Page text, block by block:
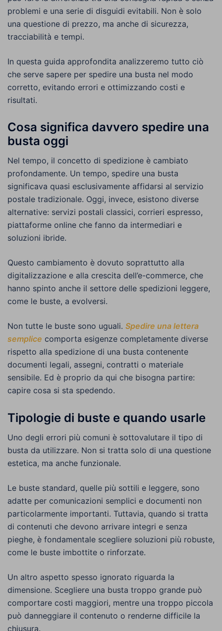
problemi e una serie di disguidi evitabili. Non è solo
una questione di prezzo, ma anche di sicurezza,
tracciabilità e tempi.
In questa guida approfondita analizzeremo tutto ciò
che serve sapere per spedire una busta nel modo
corretto, evitando errori e ottimizzando costi e
risultati.
Cosa significa davvero spedire una
busta oggi
Nel tempo, il concetto di spedizione è cambiato
profondamente. Un tempo, spedire una busta
significava quasi esclusivamente affidarsi al servizio
postale tradizionale. Oggi, invece, esistono diverse
alternative: servizi postali classici, corrieri espresso,
piattaforme online che fanno da intermediari e
soluzioni ibride.
Questo cambiamento è dovuto soprattutto alla
digitalizzazione e alla crescita dell’e-commerce, che
hanno spinto anche il settore delle spedizioni leggere,
come le buste, a evolversi.
Non tutte le buste sono uguali. Spedire una lettera
semplice comporta esigenze completamente diverse
rispetto alla spedizione di una busta contenente
documenti legali, assegni, contratti o materiale
sensibile. Ed è proprio da qui che bisogna partire:
capire cosa si sta spedendo.
Tipologie di buste e quando usarle
Uno degli errori più comuni è sottovalutare il tipo di
busta da utilizzare. Non si tratta solo di una questione
estetica, ma anche funzionale.
Le buste standard, quelle più sottili e leggere, sono
adatte per comunicazioni semplici e documenti non
particolarmente importanti. Tuttavia, quando si tratta
di contenuti che devono arrivare integri e senza
pieghe, è fondamentale scegliere soluzioni più robuste,
come le buste imbottite o rinforzate.
Un altro aspetto spesso ignorato riguarda la
dimensione. Scegliere una busta troppo grande può
comportare costi maggiori, mentre una troppo piccola
può danneggiare il contenuto o renderne difficile la
chiusura.